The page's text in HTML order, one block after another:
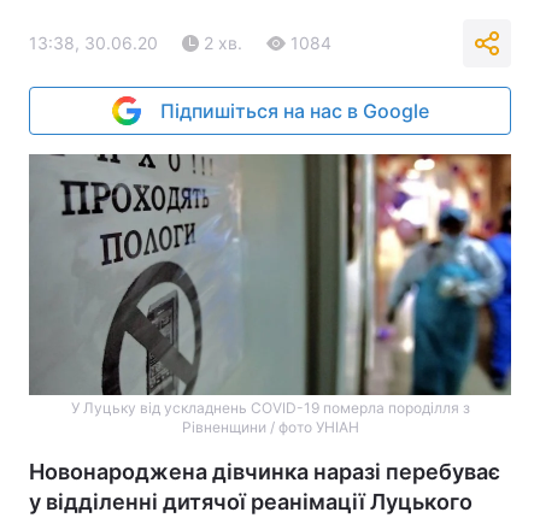
13:38, 30.06.20 2 хв. 1084
Підпишіться на нас в Google
У Луцьку від ускладнень COVID-19 померла породілля з
Рівненщини / фото УНІАН
Новонароджена дівчинка наразі перебуває
у відділенні дитячої реанімації Луцького